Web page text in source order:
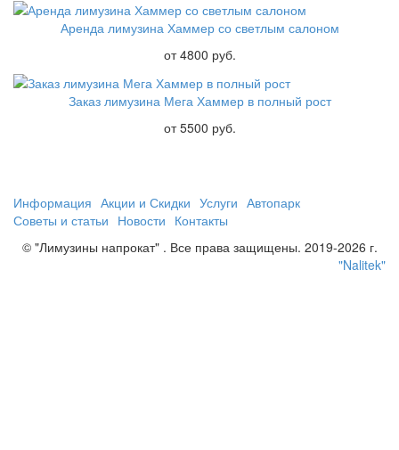
Аренда лимузина Хаммер со светлым салоном
от 4800 руб.
Заказ лимузина Мега Хаммер в полный рост
от 5500 руб.
Информация Акции и Скидки Услуги Автопарк
Советы и статьи Новости Контакты
© "Лимузины напрокат" . Все права защищены. 2019-2026 г.
"Nalitek"